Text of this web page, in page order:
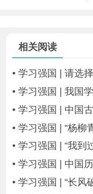
相关阅读
• 学习强国 | 请选
• 学习强国 | 我国
• 学习强国 | 中国
• 学习强国 | “杨柳
• 学习强国 | “我到
• 学习强国 | 中国
• 学习强国 | “长风